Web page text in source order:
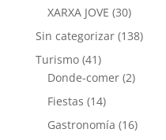
XARXA JOVE (30)
Sin categorizar(138)
Turismo(41)
Donde-comer(2)
Fiestas (14)
Gastronomía (16)